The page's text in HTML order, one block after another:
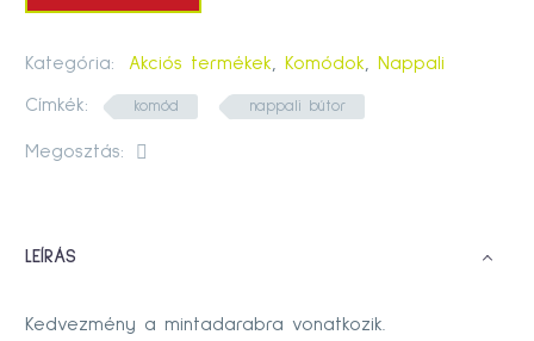
Kategória: Akciós termékek Komódok Nappali
Címkék: komód nappali bútor
Megosztás:
LEÍRÁS
Kedvezmény a mintadarabra vonatkozik.